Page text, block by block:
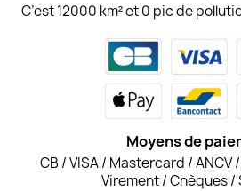
C’est 12000 km² et 0 pic de
Moyens de
CB / VISA / Mastercard / ANCV
Virement / Chèques /